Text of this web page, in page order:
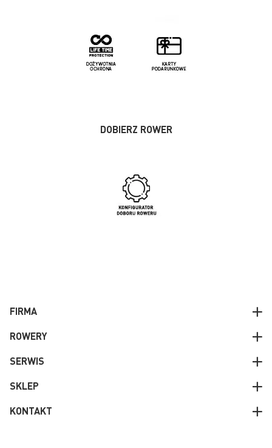
DOBIERZ ROWER
FIRMA
ROWERY
SERWIS
SKLEP
KONTAKT